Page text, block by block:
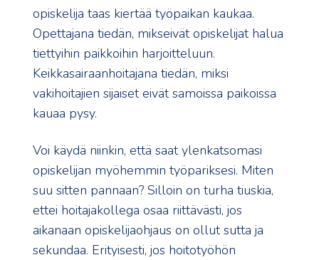
opiskelija taas kiertää työpaikan kaukaa.
Opettajana tiedän, mikseivät opiskelijat halua
tiettyihin paikkoihin harjoitteluun.
Keikkasairaanhoitajana tiedän, miksi
vakihoitajien sijaiset eivät samoissa paikoissa
kauaa pysy.
Voi käydä niinkin, että saat ylenkatsomasi
opiskelijan myöhemmin työpariksesi. Miten
suu sitten pannaan? Silloin on turha tiuskia,
ettei hoitajakollega osaa riittävästi, jos
aikanaan opiskelijaohjaus on ollut sutta ja
sekundaa. Erityisesti, jos hoitotyöhön